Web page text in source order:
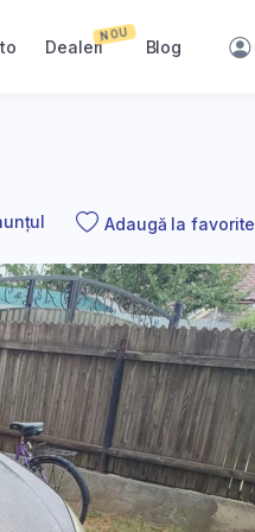
Dealeri
NOU
Blog
Adaugă la favorite